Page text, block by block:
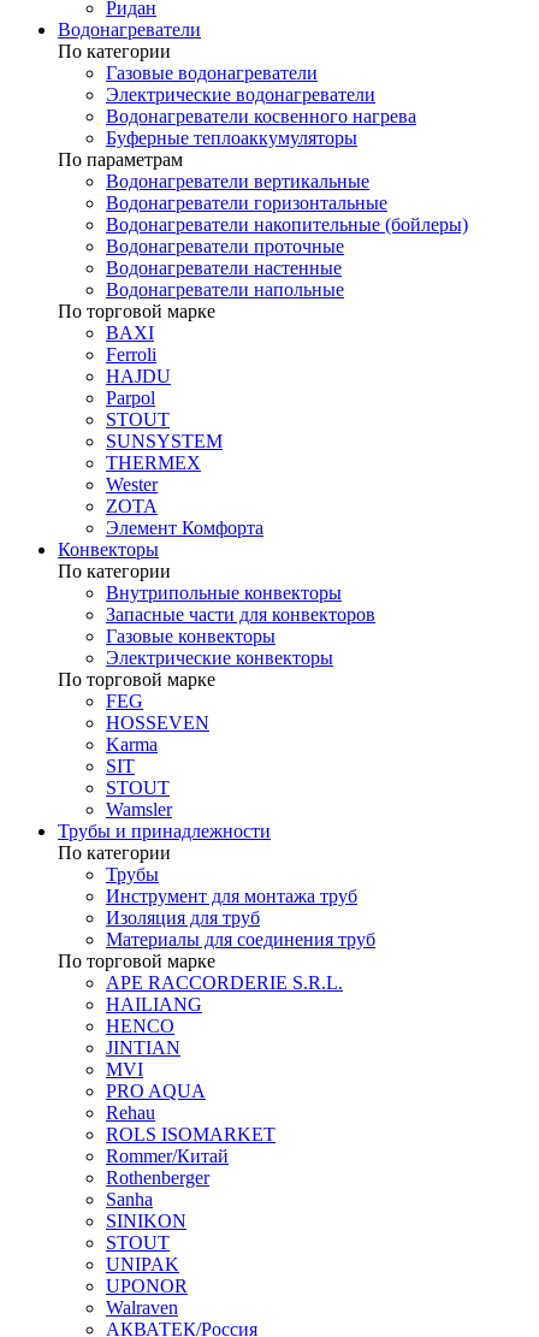
Ридан
Водонагреватели
По категории
Газовые водонагреватели
Электрические водонагреватели
Водонагреватели косвенного нагрева
Буферные теплоаккумуляторы
По параметрам
Водонагреватели вертикальные
Водонагреватели горизонтальные
Водонагреватели накопительные (бойлеры)
Водонагреватели проточные
Водонагреватели настенные
Водонагреватели напольные
По торговой марке
BAXI
Ferroli
HAJDU
Parpol
STOUT
SUNSYSTEM
THERMEX
Wester
ZOTA
Элемент Комфорта
Конвекторы
По категории
Внутрипольные конвекторы
Запасные части для конвекторов
Газовые конвекторы
Электрические конвекторы
По торговой марке
FEG
HOSSEVEN
Karma
SIT
STOUT
Wamsler
Трубы и принадлежности
По категории
Трубы
Инструмент для монтажа труб
Изоляция для труб
Материалы для соединения труб
По торговой марке
APE RACCORDERIE S.R.L.
HAILIANG
HENCO
JINTIAN
MVI
PRO AQUA
Rehau
ROLS ISOMARKET
Rommer/Китай
Rothenberger
Sanha
SINIKON
STOUT
UNIPAK
UPONOR
Walraven
АКВАТЕК/Россия